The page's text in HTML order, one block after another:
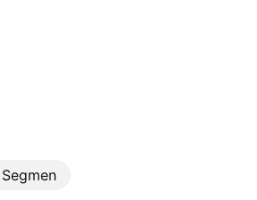
Segmen